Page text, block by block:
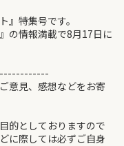
』特集号です。
の情報満載で8月17日に
意見、感想などをお寄
的としておりますので
に際しては必ずご自身